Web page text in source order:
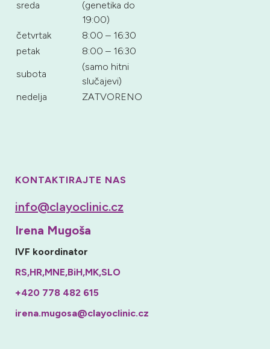
sreda
(genetika do
19:00)
četvrtak
8:00 – 16:30
petak
8:00 – 16:30
subota
(samo hitni
slučajevi)
nedelja
ZATVORENO
KONTAKTIRAJTE NAS
info@clayoclinic.cz
Irena Mugoša
IVF koordinator
RS,HR,MNE,BiH,MK,SLO
+420 778 482 615
irena.mugosa@clayoclinic.cz